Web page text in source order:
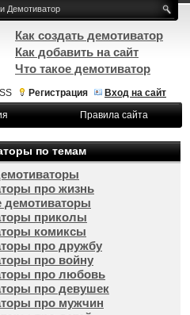
Регистрация
Вход на сайт
Правила сайта
по темам
про жизнь
демотиваторы
приколы
комиксы
про дружбу
про войну
про любовь
про девушек
про мужчин
Как создать демотиватор
Как добавить на сайт
Что такое демотиватор